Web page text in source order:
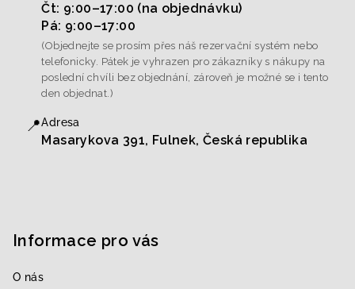
Čt: 9:00–17:00 (na objednávku)
Pá: 9:00–17:00
(Objednejte se prosím přes náš rezervační systém nebo
telefonicky. Pátek je vyhrazen pro zákazníky s nákupy na
poslední chvíli bez objednání, zároveň je možné se i tento
den objednat.)
📍Adresa
Masarykova 391, Fulnek, Česká republika
Informace pro vás
O nás